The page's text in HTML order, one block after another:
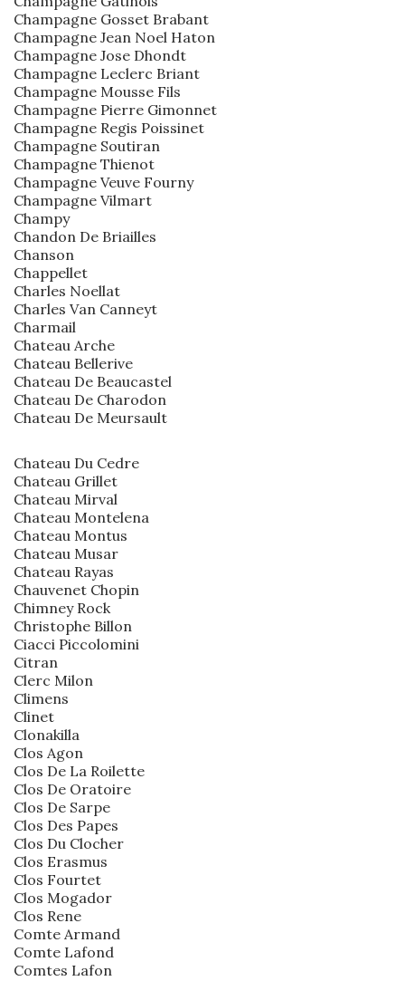
Champagne Gosset Brabant
Champagne Jean Noel Haton
Champagne Jose Dhondt
Champagne Leclerc Briant
Champagne Mousse Fils
Champagne Pierre Gimonnet
Champagne Regis Poissinet
Champagne Soutiran
Champagne Thienot
Champagne Veuve Fourny
Champagne Vilmart
Champy
Chandon De Briailles
Chanson
Chappellet
Charles Noellat
Charles Van Canneyt
Charmail
Chateau Arche
Chateau Bellerive
Chateau De Beaucastel
Chateau De Charodon
Chateau De Meursault
Chateau Du Cedre
Chateau Grillet
Chateau Mirval
Chateau Montelena
Chateau Montus
Chateau Musar
Chateau Rayas
Chauvenet Chopin
Chimney Rock
Christophe Billon
Ciacci Piccolomini
Citran
Clerc Milon
Climens
Clinet
Clonakilla
Clos Agon
Clos De La Roilette
Clos De Oratoire
Clos De Sarpe
Clos Des Papes
Clos Du Clocher
Clos Erasmus
Clos Fourtet
Clos Mogador
Clos Rene
Comte Armand
Comte Lafond
Comtes Lafon